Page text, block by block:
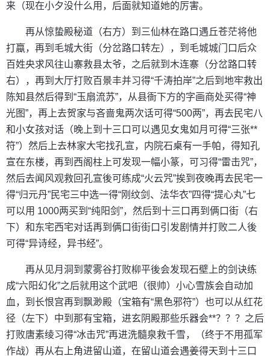
来（现在小夕没什么用，后面就知道她的厉害。
再从惊蛰殿秘道（右方）到三仙林在路口遇丘苍茫将他
打蠃，再到毛城大街（分岔路口转左），到毛城城门口后众
百姓央求风往山寨救县太爷，之后就到木连寨（分岔路口转
右），再到大厅打败百景丰并习得“千涛拍岸”之后到地牢救出
陈知县然后得到“玉扇流苏”，从县衙下方的字画商处买得“神
光图”，再上去贺家与吝啬鬼两次话可得“500两”，再去民宅八
和小女孩对话（晚上到十三口可以遇见女鬼如月可得“三张**
符”）然后上去林家大宅找孔宣，内院石桌有一手帕，得知孔
宣在东楼，再到西阁柱上可发现一幅小篆，可习得“雷击咒”，
然后去闻风观救回孔宣後可练成“火云咒”挨到夜晚再去民宅一
得“归元丹”民宅三中选一得“刚纹剑、法华衣”四得“提心丸”七
可以用 1000两买到“纯阳剑”，然后到十三口再到俩口街（右
下）和东宅西宅对话再到俩口街街口引发剧情并打败二人後
可得“异诗经，异书经”。
再从见月洞到蒙雾谷打败柳平後会发现石壁上的剑诀练
成“六阳幻化”之后就用这个武吧（很帅）小心雪族会自动加
血，到长恨宫再到飘渺殿（宝箱有“黑色邪符”）也可以从红花
径（左下）中到那有宝箱，进玄阴殿那些乐器会**？？？之后
打败唐素绫习得“冰击咒”再进洗髓泉救千雪，（终于不用孤军
作战）再从右上角进留山道，在留山道会遇姜得天到十三口